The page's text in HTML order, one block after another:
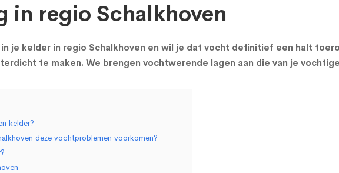
in regio Schalkhoven
je kelder in regio Schalkhoven en wil je dat vocht definitief een halt
te maken. We brengen vochtwerende lagen aan die van je
kelder?
deze vochtproblemen voorkomen?